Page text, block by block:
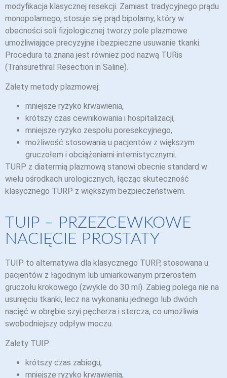
modyfikacja klasycznej resekcji. Zamiast tradycyjnego prądu
monopolarnego, stosuje się prąd bipolarny, który w
obecności soli fizjologicznej tworzy pole plazmowe
umożliwiające precyzyjne i bezpieczne usuwanie tkanki.
Procedura ta znana jest również pod nazwą TURis
(Transurethral Resection in Saline).
Zalety metody plazmowej:
mniejsze ryzyko krwawienia,
krótszy czas cewnikowania i hospitalizacji,
mniejsze ryzyko zespołu poresekcyjnego,
możliwość stosowania u pacjentów z większym
gruczołem i obciążeniami internistycznymi.
TURP z diatermią plazmową stanowi obecnie standard w
wielu ośrodkach urologicznych, łącząc skuteczność
klasycznego TURP z większym bezpieczeństwem.
TUIP – PRZEZCEWKOWE
NACIĘCIE PROSTATY
TUIP to alternatywa dla klasycznego TURP, stosowana u
pacjentów z łagodnym lub umiarkowanym przerostem
gruczołu krokowego (zwykle do 30 ml). Zabieg polega nie na
usunięciu tkanki, lecz na wykonaniu jednego lub dwóch
nacięć w obrębie szyi pęcherza i stercza, co umożliwia
swobodniejszy odpływ moczu.
Zalety TUIP:
krótszy czas zabiegu,
mniejsze ryzyko krwawienia,